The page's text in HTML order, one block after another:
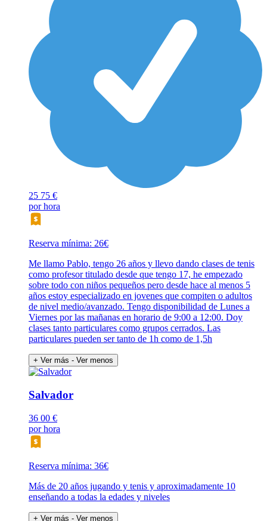
25 75 €
por hora
Reserva mínima: 26€
Me llamo Pablo, tengo 26 años y llevo dando clases de tenis
como profesor titulado desde que tengo 17, he empezado
sobre todo con niños pequeños pero desde hace al menos 5
años estoy especializado en jovenes que compiten o adultos
de nivel medio/avanzado. Tengo disponibilidad de Lunes a
Viernes por las mañanas en horario de 9:00 a 12:00. Doy
clases tanto particulares como grupos cerrados. Las
particulares pueden ser tanto de 1h como de 1,5h
+ Ver más - Ver menos
Salvador
36 00 €
por hora
Reserva mínima: 36€
Más de 20 años jugando y tenis y aproximadamente 10
enseñando a todas la edades y niveles
+ Ver más - Ver menos